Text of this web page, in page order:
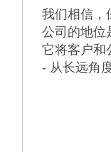
我们相信，
公司的地位
它将客户和
- 从长远角